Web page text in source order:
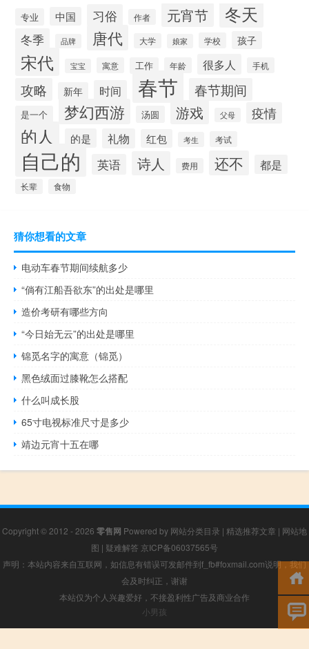
专业 中国 习俗 作者 元宵节 冬天
冬季 品牌 唐代 大学 娘家 学校 孩子
宋代 宝宝 寓意 工作 年龄 很多人 手机
攻略 新年 时间 春节 春节期间
是一个 梦幻西游 汤圆 游戏 父母 疫情
的人 的是 礼物 红包 考生 考试
自己的 英语 诗人 费用 还不 都是
长辈 食物
猜你想看的文章
电动车春节期间续航多少
“倘有江船吾欲东”的出处是哪里
造价考研有哪些方向
“今日始无云”的出处是哪里
锦觅名字的寓意（锦觅）
黑色绒面过膝靴怎么搭配
什么叫成长股
65寸电视标准尺寸是多少
靖边元宵十五在哪
Copyright © 2012 - 2026 零售网 Powered by 网站分类目录 | 精选推荐文章 | 网站地
图 | 疑难解答 京ICP备06037565号
声明：本站内容来自互联网，如信息有错误可发邮件到f_fb#foxmail.com说明，我们
会及时纠正，谢谢
本站仅为个人兴趣爱好，不接盈利性广告及商业合作
小男孩